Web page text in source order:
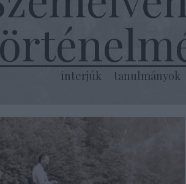
interjúk tanulmányok